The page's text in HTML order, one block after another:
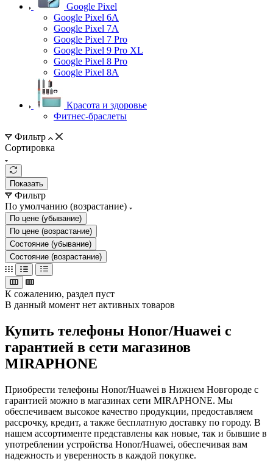
Google Pixel
Google Pixel 6A
Google Pixel 7А
Google Pixel 7 Pro
Google Pixel 9 Pro XL
Google Pixel 8 Pro
Google Pixel 8A
Красота и здоровье
Фитнес-браслеты
Фильтр
Сортировка
Показать
Фильтр
По умолчанию (возрастание)
По цене (убывание)
По цене (возрастание)
Состояние (убывание)
Состояние (возрастание)
К сожалению, раздел пуст
В данный момент нет активных товаров
Купить телефоны Honor/Huawei с
гарантией в сети магазинов
MIRAPHONE
Приобрести телефоны Honor/Huawei в Нижнем Новгороде с
гарантией можно в магазинах сети MIRAPHONE. Мы
обеспечиваем высокое качество продукции, предоставляем
рассрочку, кредит, а также бесплатную доставку по городу. В
нашем ассортименте представлены как новые, так и бывшие в
употреблении устройства Honor/Huawei, обеспечивая вам
надежность и уверенность в каждой покупке.